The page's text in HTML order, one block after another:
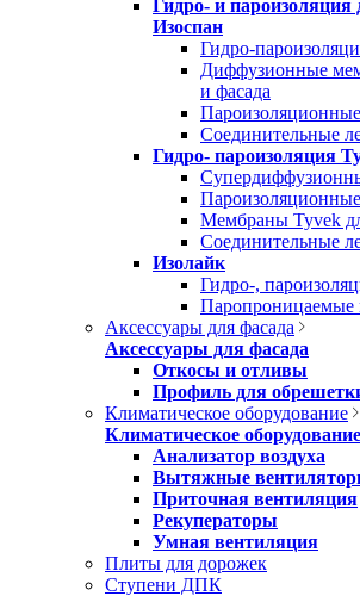
Гидро- и
Изоспан
Гидро-
Диффузионные
и фасада
Соединительные
Гидро- пароизоляция
Мембраны Tyvek
Соединительные
Изолайк
Гидро-,
Паропроницаемые
Аксессуары для фасада
Аксессуары для фасада
Откосы и отливы
Профиль для
Климатическое оборудование
Климатическое оборудование
Анализатор воздуха
Вытяжные
Приточная вентиляция
Рекуператоры
Умная вентиляция
Плиты для дорожек
Ступени ДПК